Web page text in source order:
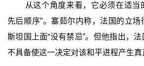
从这个角度来看，它必须在适当
先后顺序”。塞茹尔内称，法国的立
斯坦国上面“没有禁忌”。但他指出，
不具备使这一决定对该和平进程产生真